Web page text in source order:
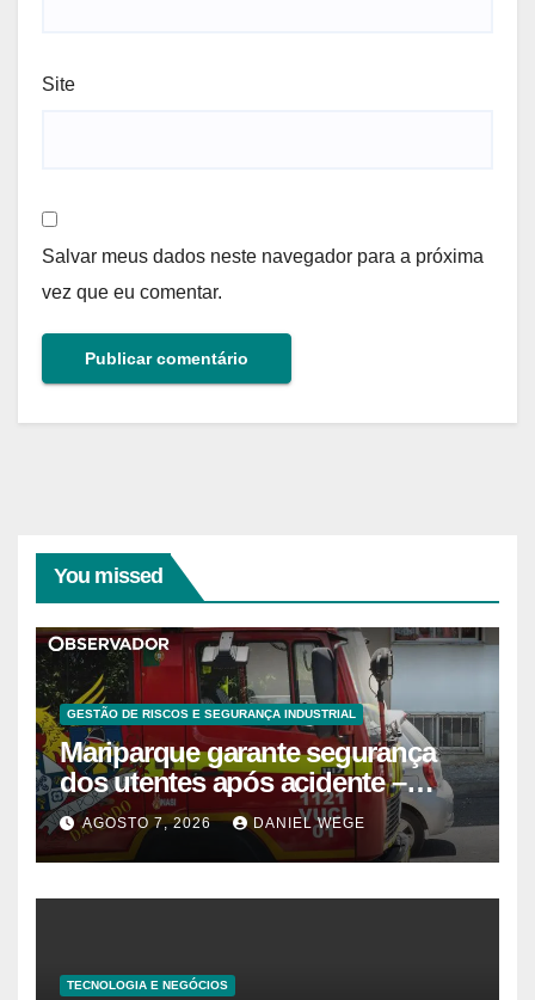
Site
Salvar meus dados neste navegador para a próxima
vez que eu comentar.
You missed
GESTÃO DE RISCOS E SEGURANÇA INDUSTRIAL
Mariparque garante segurança
dos utentes após acidente –
Observador
AGOSTO 7, 2026 DANIEL WEGE
TECNOLOGIA E NEGÓCIOS